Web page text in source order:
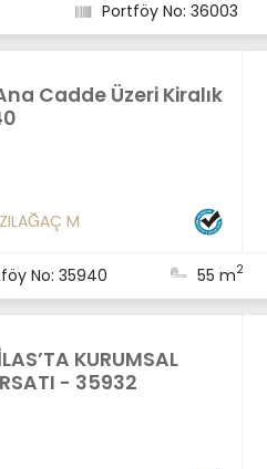
Portföy No: 36003
Cadde Üzeri Kiralık
M
No: 35940 55 m2
KURUMSAL
- 35932